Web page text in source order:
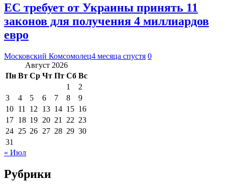
ЕС требует от Украины принять 11
законов для получения 4 миллиардов
евро
Московский Комсомолец4 месяца спустя 0
Август 2026
Пн Вт Ср Чт Пт Сб Вс
1
2
3
4 5 6 7 8
9
10 11 12 13 14 15 16
17 18 19 20 21 22 23
24 25 26 27 28 29 30
31
« Июл
Рубрики